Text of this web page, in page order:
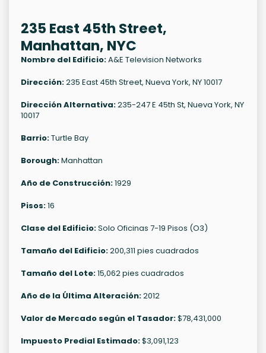
235 East 45th Street,
Manhattan, NYC
Nombre del Edificio:A&E Television Networks
Dirección:235 East 45th Street, Nueva York, NY 10017
Dirección Alternativa:235-247 E 45th St, Nueva York, NY
10017
Barrio:Turtle Bay
Borough:Manhattan
Año de Construcción:1929
Pisos:16
Clase del Edificio:Solo Oficinas 7-19 Pisos (O3)
Tamaño del Edificio:200,311 pies cuadrados
Tamaño del Lote:15,062 pies cuadrados
Año de la Última Alteración:2012
Valor de Mercado según el Tasador:$78,431,000
Impuesto Predial Estimado:$3,091,123